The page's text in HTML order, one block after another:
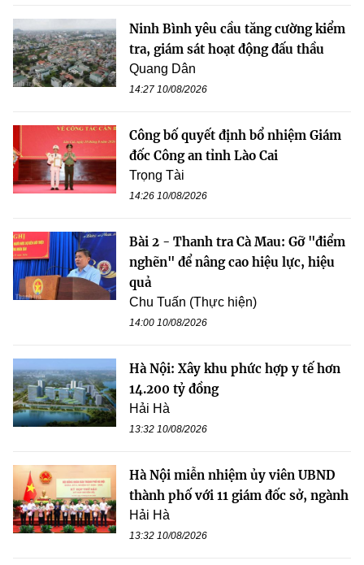
Ninh Bình yêu cầu tăng cường kiểm
tra, giám sát hoạt động đấu thầu
Quang Dân
14:27 10/08/2026
Công bố quyết định bổ nhiệm Giám
đốc Công an tỉnh Lào Cai
Trọng Tài
14:26 10/08/2026
Bài 2 - Thanh tra Cà Mau: Gỡ "điểm
nghẽn" để nâng cao hiệu lực, hiệu
quả
Chu Tuấn (Thực hiện)
14:00 10/08/2026
Hà Nội: Xây khu phức hợp y tế hơn
14.200 tỷ đồng
Hải Hà
13:32 10/08/2026
Hà Nội miễn nhiệm ủy viên UBND
thành phố với 11 giám đốc sở, ngành
Hải Hà
13:32 10/08/2026